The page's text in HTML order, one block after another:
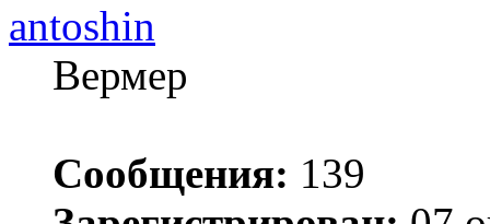
antoshin
Вермер
Сообщения: 139